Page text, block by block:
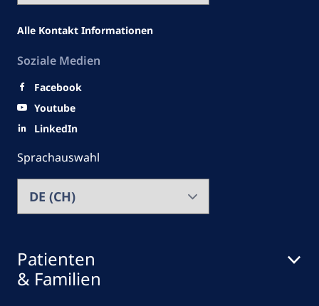
Patienten
& Familien
Alle Kontakt Informationen
Soziale Medien
Facebook
Youtube
LinkedIn
Sprachauswahl